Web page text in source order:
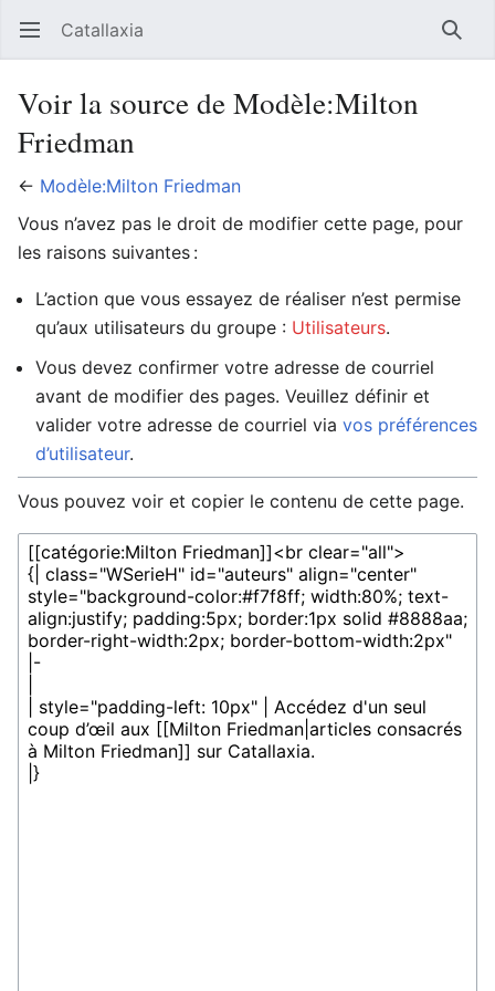
Ouvrir le menu principal Catallaxia
Voir la source de Modèle:Milton
Friedman
← Modèle:Milton Friedman
Vous n’avez pas le droit de modifier cette page, pour
les raisons suivantes :
L’action que vous essayez de réaliser n’est permise
qu’aux utilisateurs du groupe : Utilisateurs.
Vous devez confirmer votre adresse de courriel
avant de modifier des pages. Veuillez définir et
valider votre adresse de courriel via vos préférences
d’utilisateur.
Vous pouvez voir et copier le contenu de cette page.